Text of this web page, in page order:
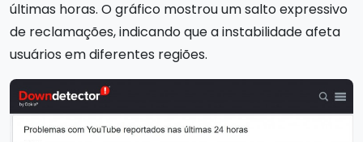
últimas horas. O gráfico mostrou um salto expressivo
de reclamações, indicando que a instabilidade afeta
usuários em diferentes regiões.